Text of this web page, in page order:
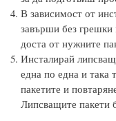
В зависимост от
завърши без
доста от нужните
Инсталирай
една по една и така
пакетите и
Липсващите пакети